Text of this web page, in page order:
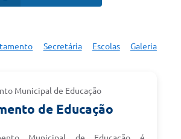
Secretária Escolas Galeria
de Educação